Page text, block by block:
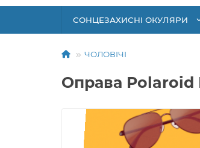
СОНЦЕЗАХИСНІ ОКУЛЯРИ
ЧОЛОВІЧІ
Оправа Polaroid